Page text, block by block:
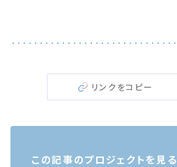
リンクをコピー
この記事のプロジェクトを見る